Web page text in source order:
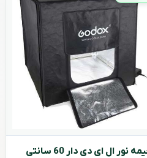
خیمه نور ال ای دی دار 60 سانتی